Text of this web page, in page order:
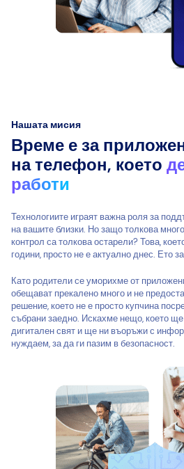
Нашата мисия
Време е за
на телефон, което
работи
Технологиите играят важна роля за
на вашите близки. Но защо толкова
контрол са толкова остарели? Това,
години, просто не е актуално днес. Ето
Като родители се уморихме от
обещават прекалено много и не
решение, което не е просто купчина
събрани заедно. Искахме нещо, което
дигитален свят и ще ни въоръжи с
нуждаем, за да ги пазим в безопасност.